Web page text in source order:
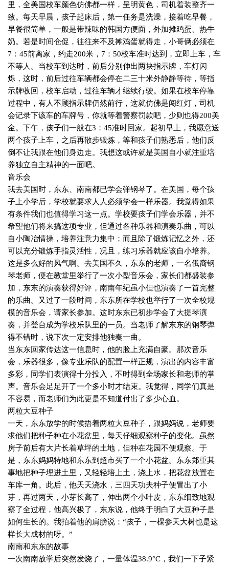
里，全美国校车颜色仿佛都一样，呈明黄色，司机着装整齐一
致。每天早晨，孩子起床后，第一任务是洗澡，接着吃早餐，
早餐很简单，一般是带辣味的韩国方便面，外加摊鸡蛋、热牛
奶。若是时间仓促，往往来不及摊鸡蛋就得走，小哥俩必须在
7 ： 45前离家，约走200米， 7 ： 50校车准时达到，立即上车，车
不等人。当校车到达时，前后分别伸出两块指示牌，车灯闪
烁，这时，前后过往车辆都会停在二三十米外静静等待，等指
示牌收回，校车启动，过往车辆才继续行驶。如果在校车停靠
过程中，有人不顾指示牌仍然前行，这就仿佛是闯红灯，司机
会记录下该车的车牌号，你就等着警察罚款吧，少则也得200美
金。下午，孩子们一般在3 ： 45准时回家。起初早上，我愿意送
两个孩子上车，之后再散步锻炼，等和孩子们熟悉后，他们反
倒不让我跟在他们身边走。我想这或许就是美国自小就注重培
养独立自主精神的一面吧。
音乐会
我去美国时，东东、南南都已学会弹钢琴了。在美国，每个孩
子上小学后，学校就要求人人必须学会一样乐器。我觉得如果
有条件我们也值得学习这一点。学校要孩子们学会乐器，并不
希望他们将来搞这项专业，但通过各种乐器和演奏乐曲，可以
自小陶冶情操，培养注意力集中；而且除了锻炼记忆之外，还
可以充分锻炼手指灵活性，况且，练习乐器就应该自小培养。
这是多么好的风气啊。去美国不久， 东东的老师，一名俄裔钢
琴老师，便在教堂里举行了一次小型音乐会，家长们都盛装参
加，东东的演奏获得好评，南南年纪虽小但也演奏了一首完整
的乐曲。又过了一段时间，东东所在学校也举行了一次全校规
模的音乐会，请家长参加。这时东东已初步学会了大提琴演
奏，并登台成为学校乐队里的一员。当老师了解东东的钢琴弹
得不错时，说下次一定安排他独奏一曲。
当东东回家传达这一信息时，他的脸上充满自豪。那次音乐
会，乐器很多，像专业乐队的配置一样正规，演出的内容丰富
多彩，同学们表演得十分投入，不时得到全场家长和老师的掌
声。音乐会足足开了一个多小时才结束。我觉得，同学们真是
不容易，而老师们为此更是不知道付出了多少心血。
两粒大豆种子
一天，东东放学的时候捂着两粒大豆种子，跟妈妈说，老师要
求他们把种子种在小花盆里，每天仔细观察种子的变化。虽然
房子前后有大片长着草坪的土地，但种在花园不便观察。于
是，东东妈妈特地和东东到超市买了一个小花盆。东东郑重其
事地把种子埋进土里，又轻轻培上土，浇上水，把花盆放置在
车库一角。此后，他天天浇水，三四天功夫种子便冒出了小
芽，再过两天，小芽长高了，伸出两个小叶皮，东东细致地观
察了全过程，他高兴极了，东东说，他终于明白了大豆种子是
如何生长的。我拍着他的肩膀说：“孩子，一棵参天大树也是这
样长大成材的呀。”
南南和东东的故事
一次南南放学后突然发烧了，一量体温38.9°C ，我们一下子紧